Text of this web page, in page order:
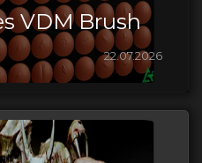
VDM Brush
22.07.2026